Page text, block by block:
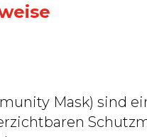
Mask) sind